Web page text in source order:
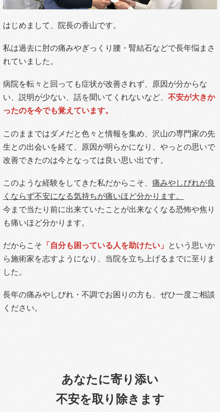
はじめまして、院長の香山です。
私は過去に肘の痛みやぎっくり腰・腎結石などで長年悩まさ
れていました。
病院を転々と回っても症状が改善されず、原因が分からな
い、説明が少ない、話を聞いてくれないなど、 不安が大きか
ったのを今でも覚えています。
このままではダメだと色々と情報を集め、沢山の専門家の先
生との出会いを経て、原因が明らかになり、やっとの思いで
改善できたのは今となっては良い思い出です。
このような経験をしてきた私だからこそ、 痛みやしびれが良
くならず不安になる気持ちが痛いほど分かります。
今まで当たり前に出来ていたことが出来なくなる恐怖や焦り
も痛いほど分かります。
だからこそ 「自分も困っている人を助けたい」 という思いか
ら施術家を志すようになり、当院を立ち上げるまでに至りま
した。
長年の痛みやしびれ・不調でお困りの方も、ぜひ一度ご相談
ください。
あなたに寄り添い
不安を取り除きます